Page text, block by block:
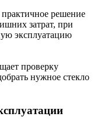
решение
затрат, при
эксплуатацию
проверку
нужное стекло